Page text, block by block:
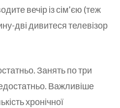
вечір із сім’єю (теж
дві дивитеся телевізор
Занять по три
Важливіше
хронічної